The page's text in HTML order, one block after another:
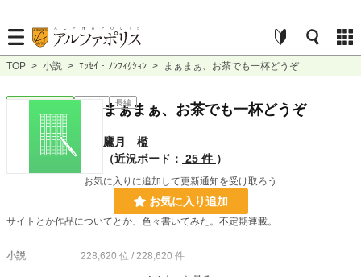
TOP > 小説 > ｴｯｾｲ・ﾉﾝﾌｨｸｼｮﾝ > まぁまぁ、お茶でも一杯どうぞ
ｴｯｾｲ・ﾉﾝﾌｨｸｼｮﾝ 連載中 長編
まぁまぁ、お茶でも一杯どうぞ
鷹月 檻
（近況ボード： 25 件 ）
お気に入りに追加して更新通知を受け取ろう
お気に入り追加
サイトとか作品についてとか、色々書いてみた。不定期連載。
小説 228,620 位 / 228,620 件